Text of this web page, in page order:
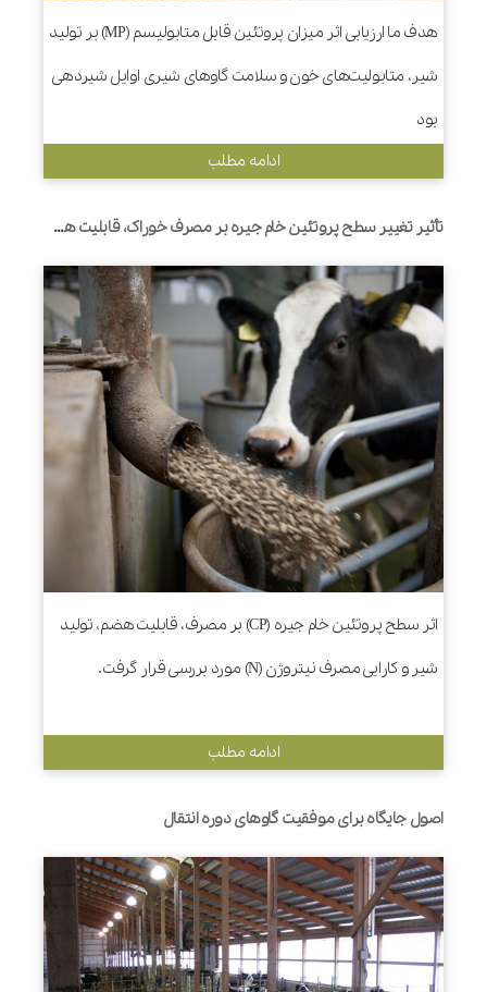
هدف ما ارزیابی اثر میزان پروتئین قابل متابولیسم (MP) بر تولید
شیر، متابولیت‌های خون و سلامت گاوهای شیری اوایل شیردهی
بود
ادامه مطلب
تأثیر تغییر سطح پروتئین خام جیره بر مصرف خوراک، قابلیت هضم مواد مغذی، تولید شیر و کارایی مصرف نیتروژن توسط گاوهای هلشتاین شیرده
اثر سطح پروتئین خام جیره (CP) بر مصرف، قابلیت هضم، تولید
شیر و کارایی مصرف نیتروژن (N) مورد بررسی قرار گرفت.
ادامه مطلب
اصول جایگاه برای موفقیت گاوهای دوره انتقال